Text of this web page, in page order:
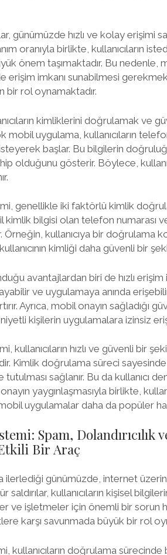
günümüzde hızlı ve kolay erişimi
oranıyla birlikte, kullanıcıların
önem taşımaktadır. Bu nedenle,
erişim imkanı sunabilmesi
bir rol oynamaktadır.
kimliklerini doğrulamak ve
mobil uygulama, kullanıcıların
başlar. Bu bilgilerin
olduğunu gösterir. Böylece,
genellikle iki faktörlü kimlik
kimlik bilgisi olan telefon
Örneğin, kullanıcıya bir
kimliği daha güvenli bir
avantajlardan biri de hızlı erişim
ve uygulamaya anında
Ayrıca, mobil onayın sağladığı
kişilerin uygulamalara izinsiz
kullanıcıların hızlı ve güvenli bir
Kimlik doğrulama süreci
sağlanır. Bu da kullanıcı
yaygınlaşmasıyla birlikte,
uygulamalar daha da popüler
Spam,
Bir Araç
ilerlediği günümüzde, internet
saldırılar, kullanıcıların kişisel
ve işletmeler için önemli bir sorun
karşı savunmada büyük bir rol
kullanıcıların doğrulama